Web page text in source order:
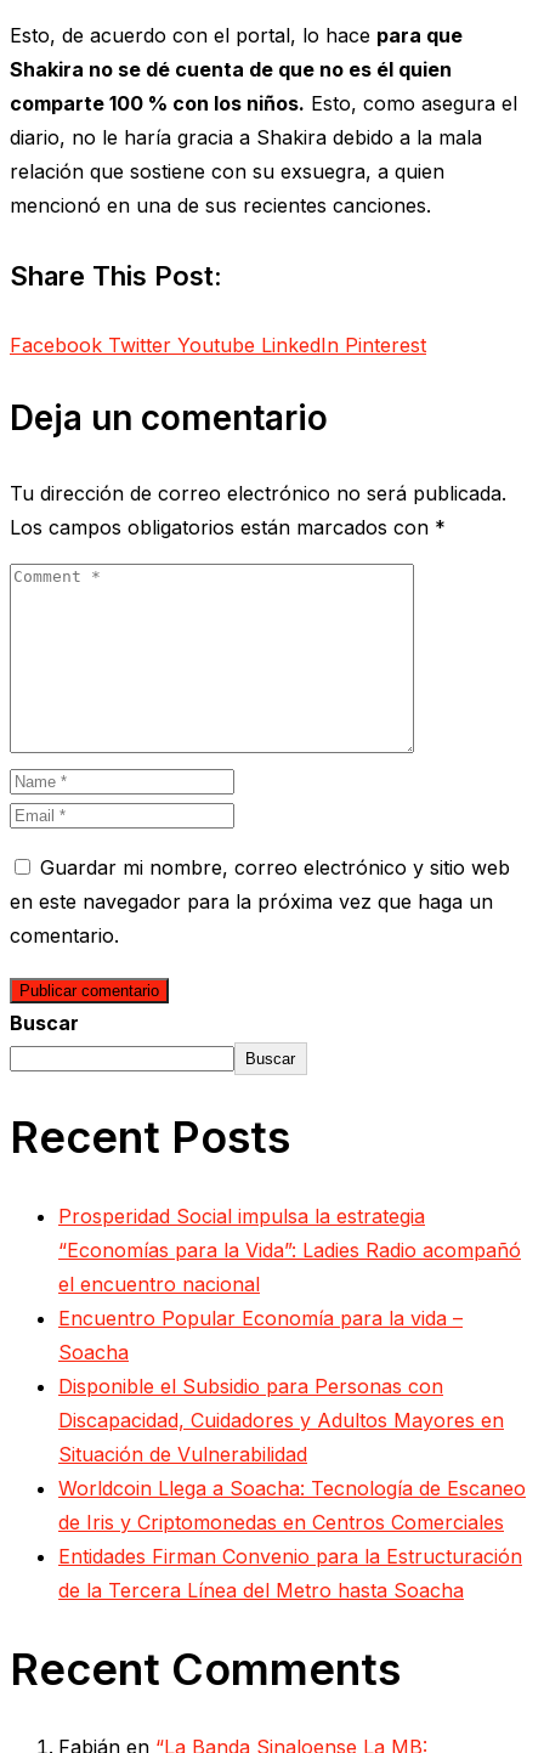
Esto, de acuerdo con el portal, lo hace para que
Shakira no se dé cuenta de que no es él quien
comparte 100 % con los niños. Esto, como asegura el
diario, no le haría gracia a Shakira debido a la mala
relación que sostiene con su exsuegra, a quien
mencionó en una de sus recientes canciones.
Share This Post:
Facebook Twitter Youtube LinkedIn Pinterest
Deja un comentario
Tu dirección de correo electrónico no será publicada.
Los campos obligatorios están marcados con *
Guardar mi nombre, correo electrónico y sitio web
en este navegador para la próxima vez que haga un
comentario.
Buscar
Buscar
Recent Posts
Prosperidad Social impulsa la estrategia
“Economías para la Vida”: Ladies Radio acompañó
el encuentro nacional
Encuentro Popular Economía para la vida –
Soacha
Disponible el Subsidio para Personas con
Discapacidad, Cuidadores y Adultos Mayores en
Situación de Vulnerabilidad
Worldcoin Llega a Soacha: Tecnología de Escaneo
de Iris y Criptomonedas en Centros Comerciales
Entidades Firman Convenio para la Estructuración
de la Tercera Línea del Metro hasta Soacha
Recent Comments
Fabián en “La Banda Sinaloense La MB: